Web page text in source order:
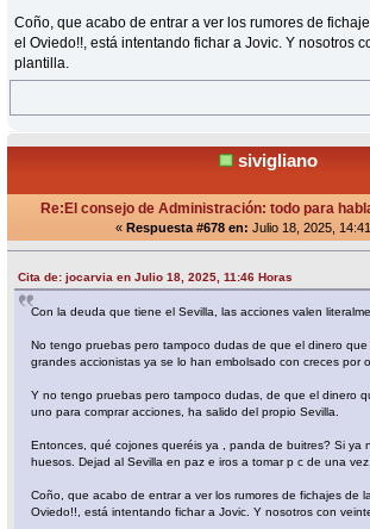
Coño, que acabo de entrar a ver los rumores de
el Oviedo!!, está intentando fichar a Jovic. Y nosotros
plantilla.
sivigliano
Re:El consejo de Administración: todo para
« Respuesta #678 en: Julio 18, 2025,
Cita de: jocarvia en Julio 18, 2025, 11:46 Horas
Con la deuda que tiene el Sevilla, las acciones valen
No tengo pruebas pero tampoco dudas de que el dinero
grandes accionistas ya se lo han embolsado con creces por
Y no tengo pruebas pero tampoco dudas, de que el dinero
uno para comprar acciones, ha salido del propio Sevilla.
Entonces, qué cojones queréis ya , panda de buitres? Si ya
huesos. Dejad al Sevilla en paz e iros a tomar p c de una vez.
Coño, que acabo de entrar a ver los rumores de fichajes de
Oviedo!!, está intentando fichar a Jovic. Y nosotros con